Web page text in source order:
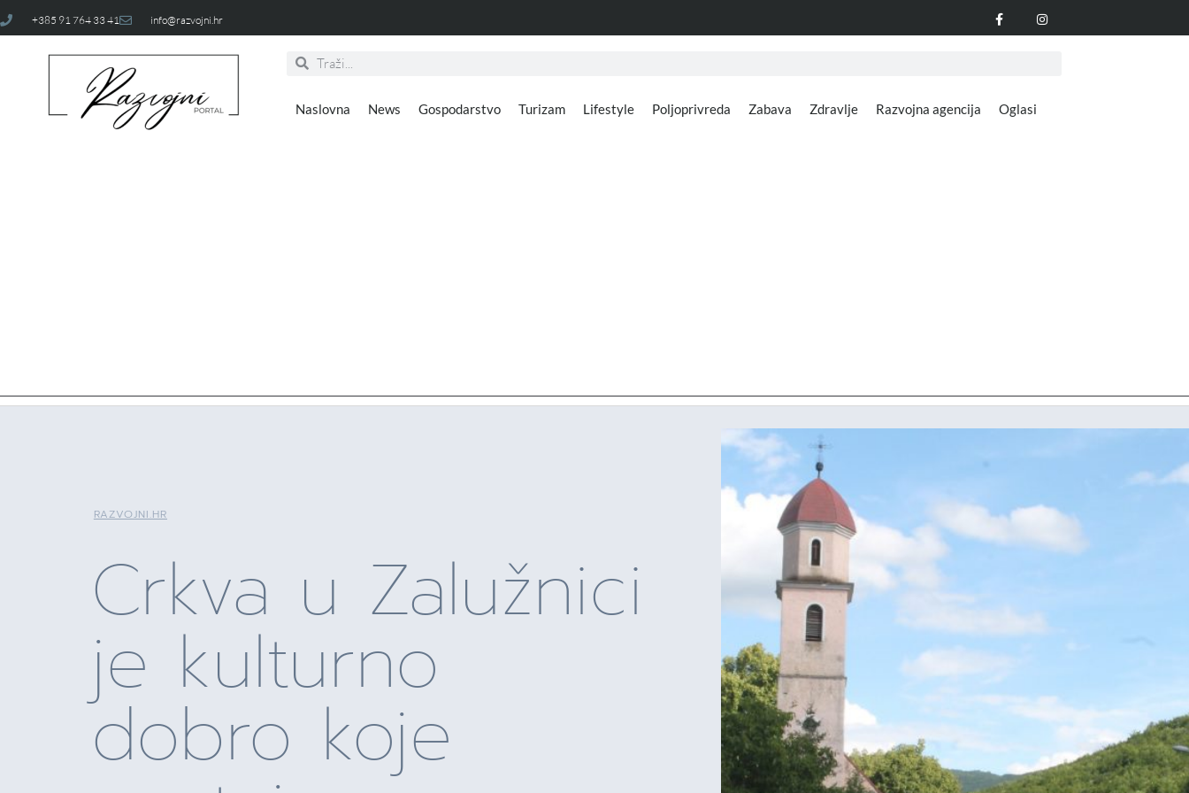
+385 91 764 33 41 info@razvojni.hr
Naslovna News Gospodarstvo Turizam Lifestyle Poljoprivreda Zabava Zdravlje Razvojna agencija Oglasi
RAZVOJNI.HR
Crkva u Zalužnici
je kulturno
dobro koje